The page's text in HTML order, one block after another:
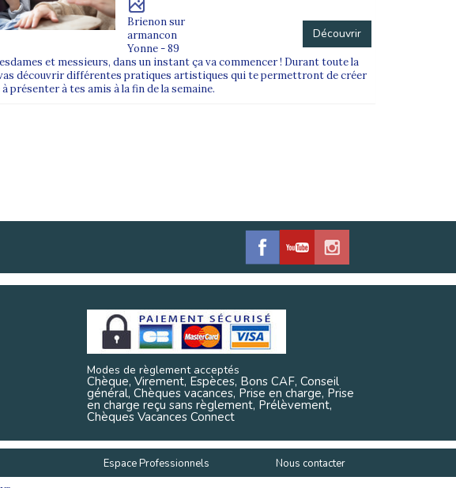
Brienon sur
armancon
Yonne - 89
Découvrir
et messieurs, dans un instant ça va commencer ! Durant toute la
découvrir différentes pratiques artistiques qui te permettront de créer
présenter à tes amis à la fin de la semaine.
Modes de règlement acceptés
Chèque, Virement, Espèces, Bons CAF, Conseil
général, Chèques vacances, Prise en charge, Prise
en charge reçu sans règlement, Prélèvement,
Chèques Vacances Connect
Espace Professionnels
Nous contacter